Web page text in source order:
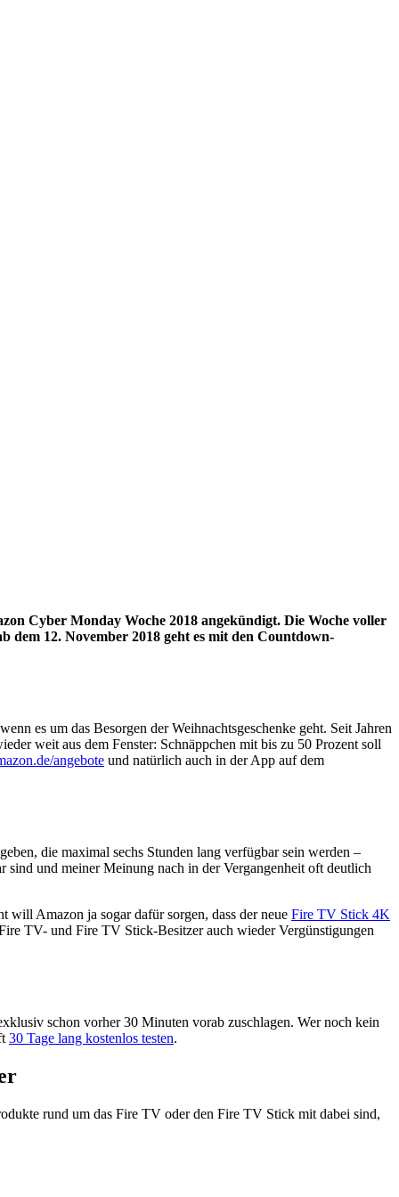
Cyber Monday Woche 2018 angekündigt. Die Woche voller
dem 12. November 2018 geht es mit den Countdown-
es um das Besorgen der Weihnachtsgeschenke geht. Seit Jahren
weit aus dem Fenster: Schnäppchen mit bis zu 50 Prozent soll
angebote und natürlich auch in der App auf dem
die maximal sechs Stunden lang verfügbar sein werden –
sind und meiner Meinung nach in der Vergangenheit oft deutlich
will Amazon ja sogar dafür sorgen, dass der neue Fire TV Stick 4K
TV- und Fire TV Stick-Besitzer auch wieder Vergünstigungen
schon vorher 30 Minuten vorab zuschlagen. Wer noch kein
30 Tage lang kostenlos testen.
rund um das Fire TV oder den Fire TV Stick mit dabei sind,